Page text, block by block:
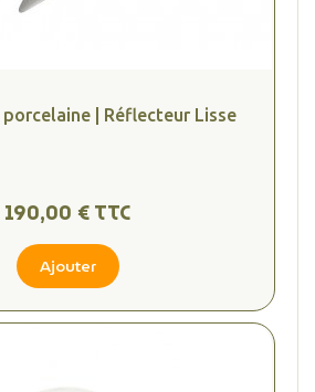
| Réflecteur Lisse
190,00 € TTC
Ajouter